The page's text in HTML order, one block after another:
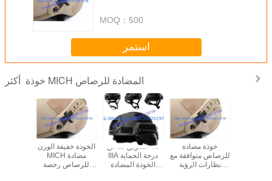
MOQ： 500
استمر
خوذة MICH المضادة للرصاص
الخوذة خفيفة الوزن
MICH مضادة
للرصاص رخصة
تسويق ساخن NIJ
IIIA درجة الحماية
الخوذة المضادة
خوذة مضادة
للرصاص متوافقة مع
نظارات الرؤية